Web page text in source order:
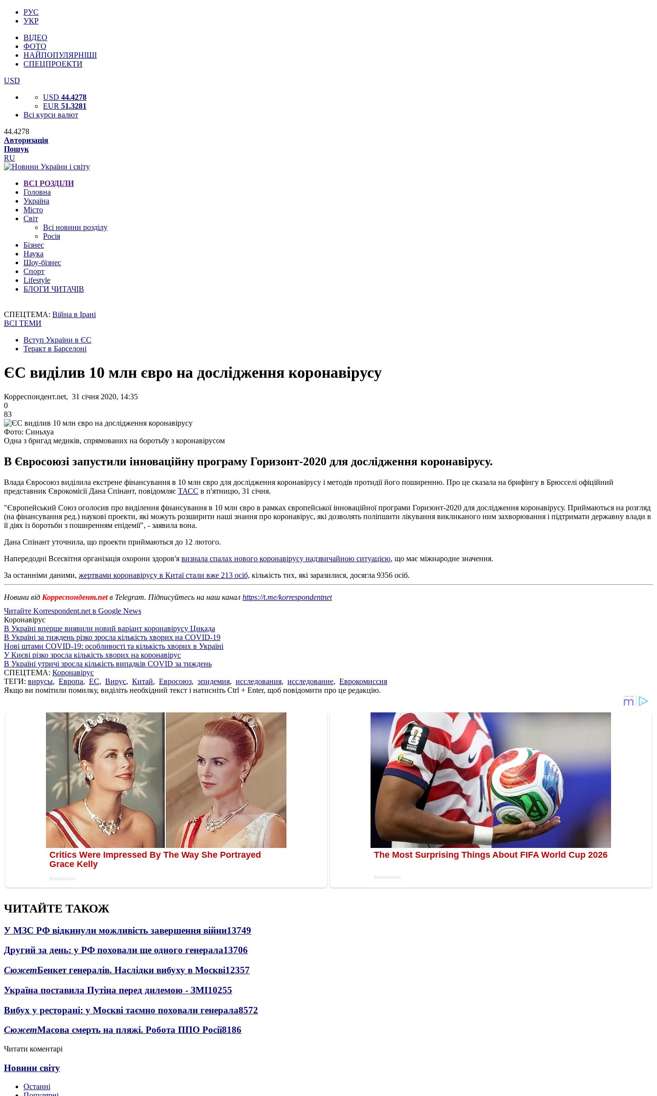
РУС
УКР
ВІДЕО
ФОТО
НАЙПОПУЛЯРНІШІ
СПЕЦПРОЕКТИ
USD
USD 44.4278
EUR 51.3281
Всі курси валют
44.4278
Авторизація
Пошук
RU
ВСІ РОЗДІЛИ
Головна
Україна
Місто
Світ
Всі новини розділу
Росія
Бізнес
Наука
Шоу-бізнес
Спорт
Lifestyle
БЛОГИ ЧИТАЧІВ
СПЕЦТЕМА: Війна в Ірані
ВСІ ТЕМИ
Вступ України в ЄС
Теракт в Барселоні
ЄС виділив 10 млн євро на дослідження коронавірусу
Корреспондент.net, 31 січня 2020, 14:35
0
83
Фото: Синьхуа
Одна з бригад медиків, спрямованих на боротьбу з коронавірусом
В Євросоюзі запустили інноваційну програму Горизонт-2020 для дослідження коронавірусу.
Влада Євросоюз виділила екстрене фінансування в 10 млн євро для дослідження коронавірусу і методів протидії його поширенню. Про це сказала на брифінгу в Брюсселі офіційний
представник Єврокомісії Дана Спінант, повідомляє ТАСС в п'ятницю, 31 січня.
"Європейський Союз оголосив про виділення фінансування в 10 млн євро в рамках європейської інноваційної програми Горизонт-2020 для дослідження коронавірусу. Приймаються на розгляд
(на фінансування ред.) наукові проекти, які можуть розширити наші знання про коронавірус, які дозволять поліпшити лікування викликаного ним захворювання і підтримати державну влади в
її діях із боротьби з поширенням епідемії", - заявила вона.
Дана Спінант уточнила, що проекти приймаються до 12 лютого.
Напередодні Всесвітня організація охорони здоров'я визнала спалах нового коронавірусу надзвичайною ситуацією, що має міжнародне значення.
За останніми даними, жертвами коронавірусу в Китаї стали вже 213 осіб, кількість тих, які заразилися, досягла 9356 осіб.
Новини від Корреспондент.netв Telegram. Підписуйтесь на наш канал https://t.me/korrespondentnet
Читайте Korrespondent.net в Google News
Коронавірус
В Україні вперше виявили новий варіант коронавірусу Цикада
В Україні за тиждень різко зросла кількість хворих на COVID-19
Нові штами COVID-19: особливості та кількість хворих в Україні
У Києві різко зросла кількість хворих на коронавірус
В Україні утричі зросла кількість випадків COVID за тиждень
СПЕЦТЕМА: Коронавірус
ТЕГИ: вирусы, Европа, ЕС, Вирус, Китай, Евросоюз, эпидемия, исследования, исследование, Еврокомиссия
Якщо ви помітили помилку, виділіть необхідний текст і натисніть Ctrl + Enter, щоб повідомити про це редакцію.
ЧИТАЙТЕ ТАКОЖ
У МЗС РФ відкинули можливість завершення війни13749
Другий за день: у РФ поховали ще одного генерала13706
СюжетБенкет генералів. Наслідки вибуху в Москві12357
Україна поставила Путіна перед дилемою - ЗМІ10255
Вибух у ресторані: у Москві таємно поховали генерала8572
СюжетМасова смерть на пляжі. Робота ППО Росії8186
Читати коментарі
Новини світу
Останні